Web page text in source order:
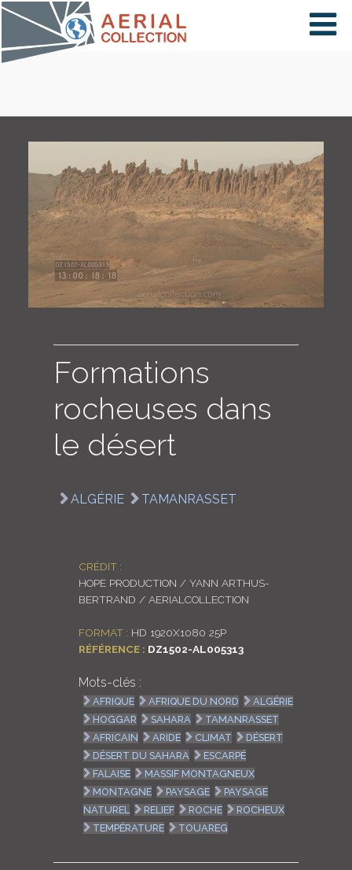
×
PAYS
CARTE
COLLECTIONS
ENGLISH
Formations
rocheuses dans
le désert
ALGÉRIE TAMANRASSET
CRÉDIT :
HOPE PRODUCTION / YANN ARTHUS-
BERTRAND / AERIALCOLLECTION
FORMAT : HD 1920X1080 25P
RÉFÉRENCE : DZ1502-AL005313
Mots-clés :
AFRIQUE AFRIQUE DU NORD
ALGÉRIE
HOGGAR
SAHARA
TAMANRASSET
AFRICAIN
ARIDE CLIMAT
DÉSERT
DÉSERT DU SAHARA
ESCARPÉ
FALAISE
MASSIF MONTAGNEUX
MONTAGNE
PAYSAGE
PAYSAGE
NATUREL
RELIEF ROCHE
ROCHEUX
TEMPÉRATURE
TOUAREG